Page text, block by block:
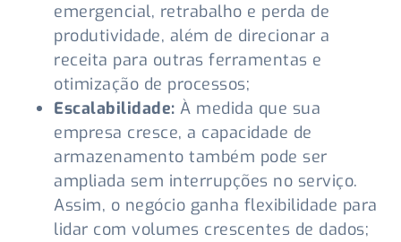
emergencial, retrabalho e perda de
produtividade, além de direcionar a
receita para outras ferramentas e
otimização de processos;
Escalabilidade: À medida que sua
empresa cresce, a capacidade de
armazenamento também pode ser
ampliada sem interrupções no serviço.
Assim, o negócio ganha flexibilidade para
lidar com volumes crescentes de dados;